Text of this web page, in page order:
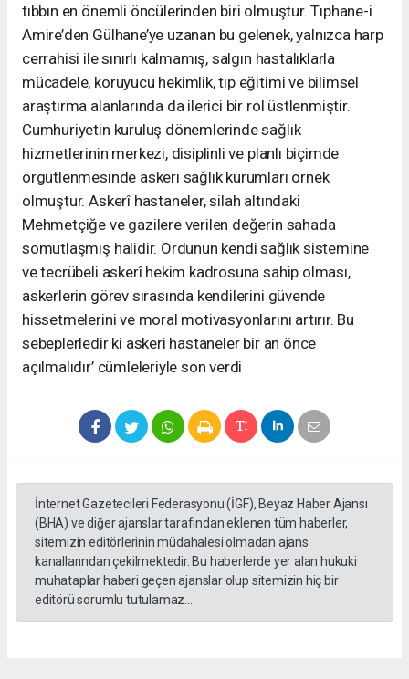
tıbbın en önemli öncülerinden biri olmuştur. Tıphane-i
Amire’den Gülhane’ye uzanan bu gelenek, yalnızca harp
cerrahisi ile sınırlı kalmamış, salgın hastalıklarla
mücadele, koruyucu hekimlik, tıp eğitimi ve bilimsel
araştırma alanlarında da ilerici bir rol üstlenmiştir.
Cumhuriyetin kuruluş dönemlerinde sağlık
hizmetlerinin merkezi, disiplinli ve planlı biçimde
örgütlenmesinde askeri sağlık kurumları örnek
olmuştur. Askerî hastaneler, silah altındaki
Mehmetçiğe ve gazilere verilen değerin sahada
somutlaşmış halidir. Ordunun kendi sağlık sistemine
ve tecrübeli askerî hekim kadrosuna sahip olması,
askerlerin görev sırasında kendilerini güvende
hissetmelerini ve moral motivasyonlarını artırır. Bu
sebeplerledir ki askeri hastaneler bir an önce
açılmalıdır’ cümleleriyle son verdi
İnternet Gazetecileri Federasyonu (İGF), Beyaz Haber Ajansı
(BHA) ve diğer ajanslar tarafından eklenen tüm haberler,
sitemizin editörlerinin müdahalesi olmadan ajans
kanallarından çekilmektedir. Bu haberlerde yer alan hukuki
muhataplar haberi geçen ajanslar olup sitemizin hiç bir
editörü sorumlu tutulamaz...